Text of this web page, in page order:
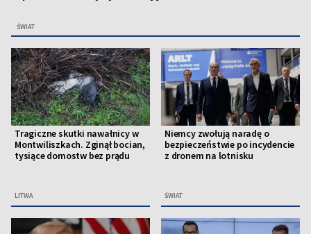
ŚWIAT
Tragiczne skutki nawałnicy w
Montwiliszkach. Zginął bocian,
tysiące domostw bez prądu
LITWA
Niemcy zwołują naradę o
bezpieczeństwie po incydencie
z dronem na lotnisku
ŚWIAT